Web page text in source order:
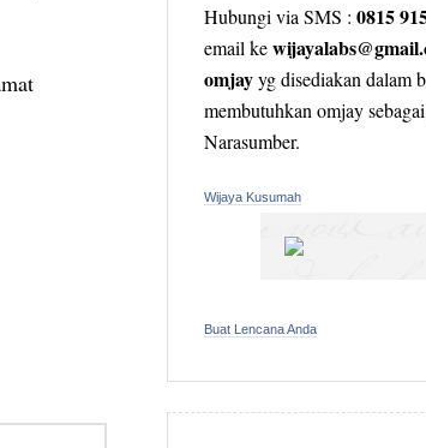
Hubungi via SMS : 0815
email ke
omjayyg disediakan dalam
membutuhkan omjay
Narasumber.
Wijaya Kusumah
Buat Lencana Anda